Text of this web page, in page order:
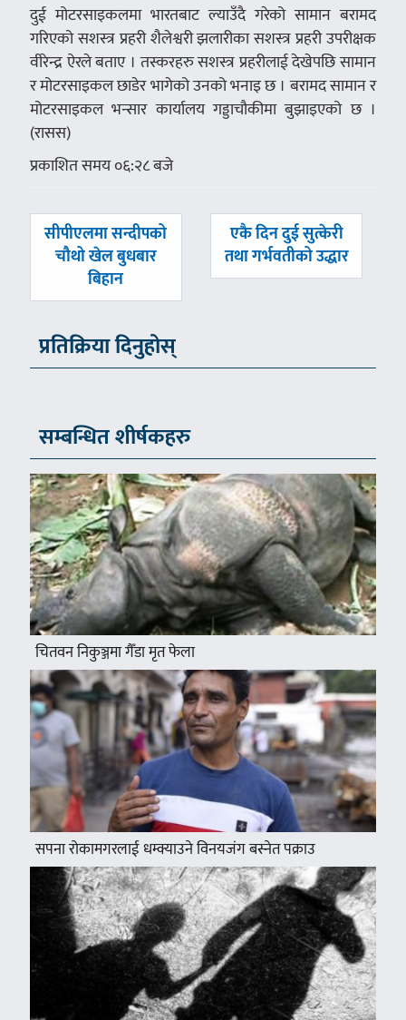
दुई मोटरसाइकलमा भारतबाट ल्याउँदै गरेको सामान बरामद
गरिएको सशस्त्र प्रहरी शैलेश्वरी झलारीका सशस्त्र प्रहरी उपरीक्षक
वीरेन्द्र ऐरले बताए । तस्करहरु सशस्त्र प्रहरीलाई देखेपछि सामान
र मोटरसाइकल छाडेर भागेको उनको भनाइ छ । बरामद सामान र
मोटरसाइकल भन्सार कार्यालय गड्डाचौकीमा बुझाइएको छ ।
(रासस)
प्रकाशित समय ०६:२८ बजे
पछिल्लाे
सीपीएलमा सन्दीपको
चौथो खेल बुधबार
बिहान
अघिल्लाे
-
एकै दिन दुई सुत्केरी
तथा गर्भवतीको उद्धार
प्रतिक्रिया दिनुहोस्
सम्बन्धित शीर्षकहरु
चितवन निकुञ्जमा गैँडा मृत फेला
सपना रोकामगरलाई धम्क्याउने विनयजंग बस्नेत पक्राउ